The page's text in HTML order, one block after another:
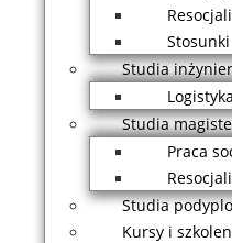
Studia
Logistyka
Studia
Praca
Studia
Kursy i